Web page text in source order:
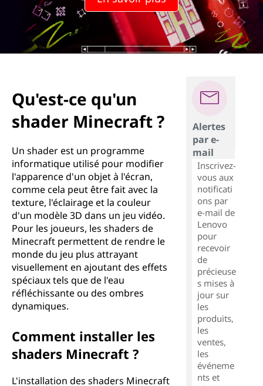
Qu'est-ce qu'un
shader Minecraft ?
Un shader est un programme
informatique utilisé pour modifier
l'apparence d'un objet à l'écran,
comme cela peut être fait avec la
texture, l'éclairage et la couleur
d'un modèle 3D dans un jeu vidéo.
Pour les joueurs, les shaders de
Minecraft permettent de rendre le
monde du jeu plus attrayant
visuellement en ajoutant des effets
spéciaux tels que de l'eau
réfléchissante ou des ombres
dynamiques.
Comment installer les
shaders Minecraft ?
L'installation des shaders Minecraft
Alertes
par e-
mail
Inscrivez-
vous aux
notificati
ons par
e-mail de
Lenovo
pour
recevoir
de
précieuse
s mises à
jour sur
les
produits,
les
ventes,
les
événeme
nts et